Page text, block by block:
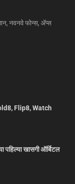
नवनवे फोन्स, ॲप्स
Flip8, Watch
पहिल्या खासगी ऑर्बिटल